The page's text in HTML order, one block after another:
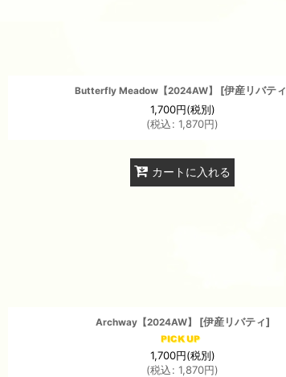
Butterfly Meadow【2024AW】 [伊産リバティ
1,700円(税別)
(税込: 1,870円)
カートに入れる
Archway【2024AW】 [伊産リバティ]
1,700円(税別)
(税込: 1,870円)